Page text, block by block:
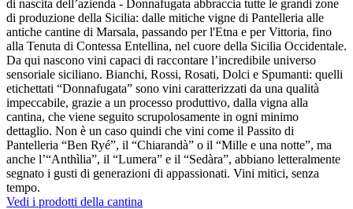
di nascita dell’azienda - Donnafugata abbraccia tutte le grandi zone
di produzione della Sicilia: dalle mitiche vigne di Pantelleria alle
antiche cantine di Marsala, passando per l'Etna e per Vittoria, fino
alla Tenuta di Contessa Entellina, nel cuore della Sicilia Occidentale.
Da qui nascono vini capaci di raccontare l’incredibile universo
sensoriale siciliano. Bianchi, Rossi, Rosati, Dolci e Spumanti: quelli
etichettati “Donnafugata” sono vini caratterizzati da una qualità
impeccabile, grazie a un processo produttivo, dalla vigna alla
cantina, che viene seguito scrupolosamente in ogni minimo
dettaglio. Non è un caso quindi che vini come il Passito di
Pantelleria “Ben Ryé”, il “Chiarandà” o il “Mille e una notte”, ma
anche l’“Anthìlia”, il “Lumera” e il “Sedàra”, abbiano letteralmente
segnato i gusti di generazioni di appassionati. Vini mitici, senza
tempo.
Vedi i prodotti della cantina